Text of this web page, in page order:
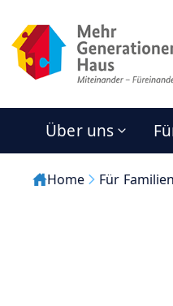
Über uns
Home Für Familien